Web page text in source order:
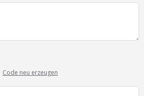
Code neu erzeugen